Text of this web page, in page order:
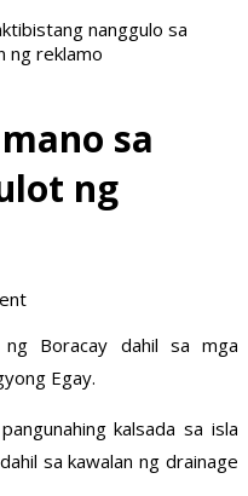
nanggulo sa
ng reklamo
sa
ng
Boracay dahil sa mga
Egay.
kalsada sa isla
sa kawalan ng drainage